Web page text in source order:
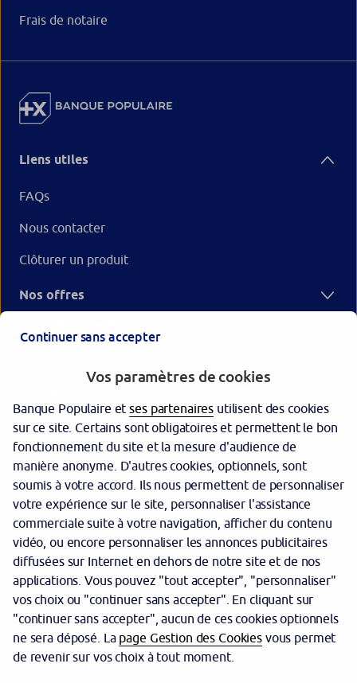
Frais de notaire
Liens utiles
FAQs
Nous contacter
Clôturer un produit
Nos offres
Garantie des dépôts
Protection des données personnelles
Politique cookies
Sécurité
Tarifs
Mentions légales
Réglementation
Continuer sans accepter
Vos paramètres de cookies
Banque Populaire etses partenaires utilisent des cookies
sur ce site. Certains sont obligatoires et permettent le bon
fonctionnement du site et la mesure d'audience de
manière anonyme. D'autres cookies, optionnels, sont
soumis à votre accord. Ils nous permettent de personnaliser
votre expérience sur le site, personnaliser l'assistance
commerciale suite à votre navigation, afficher du contenu
vidéo, ou encore personnaliser les annonces publicitaires
diffusées sur Internet en dehors de notre site et de nos
applications. Vous pouvez "tout accepter", "personnaliser"
vos choix ou "continuer sans accepter". En cliquant sur
"continuer sans accepter", aucun de ces cookies optionnels
ne sera déposé. La page Gestion des Cookiesvous permet
de revenir sur vos choix à tout moment.